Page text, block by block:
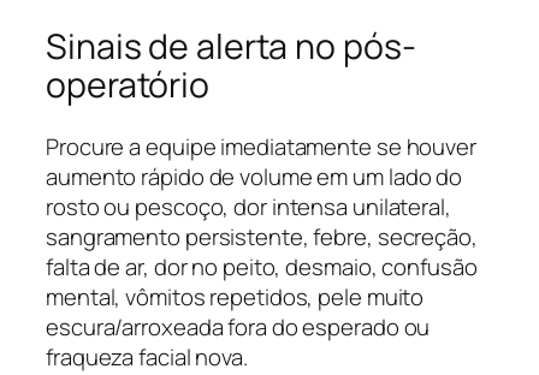
Sinais de alerta no pós-
operatório
Procure a equipe imediatamente se houver
aumento rápido de volume em um lado do
rosto ou pescoço, dor intensa unilateral,
sangramento persistente, febre, secreção,
falta de ar, dor no peito, desmaio, confusão
mental, vômitos repetidos, pele muito
escura/arroxeada fora do esperado ou
fraqueza facial nova.